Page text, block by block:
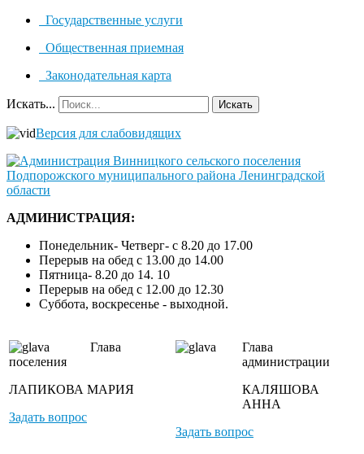
Государственные услуги
Общественная приемная
Законодательная карта
Искать... Искать
Версия для слабовидящих
АДМИНИСТРАЦИЯ:
Понедельник- Четверг- с 8.20 до 17.00
Перерыв на обед с 13.00 до 14.00
Пятница- 8.20 до 14. 10
Перерыв на обед с 12.00 до 12.30
Суббота, воскресенье - выходной.
Глава
поселения
ЛАПИКОВА МАРИЯ
Задать вопрос
Глава
администрации
КАЛЯШОВА
АННА
Задать вопрос